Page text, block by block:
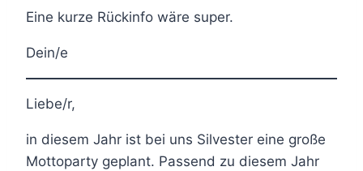
Eine kurze Rückinfo wäre super.
Dein/e
Liebe/r,
in diesem Jahr ist bei uns Silvester eine große
Mottoparty geplant. Passend zu diesem Jahr